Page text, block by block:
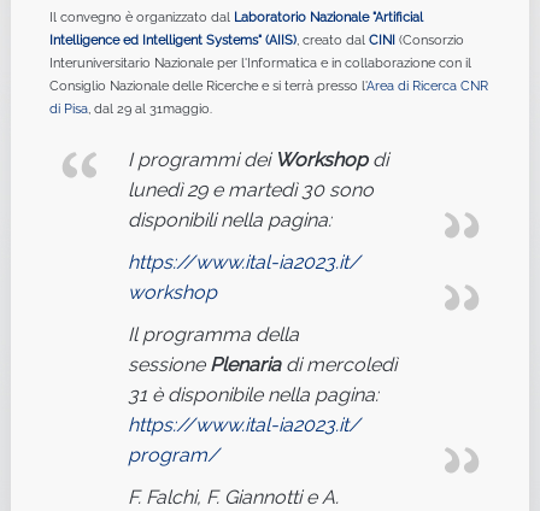
Il convegno è organizzato dal Laboratorio Nazionale "Artificial
Intelligence ed Intelligent Systems" (AIIS), creato dal CINI(Consorzio
Interuniversitario Nazionale per l'Informatica e in collaborazione con il
Consiglio Nazionale delle Ricerche e si terrà presso l'Area di Ricerca CNR
di Pisa, dal 29 al 31maggio.
I programmi dei Workshop di
lunedì 29 e martedì 30 sono
disponibili nella pagina:
https://www.ital-ia2023.it/
workshop
Il programma della
sessione Plenaria di mercoledì
31 è disponibile nella pagina:
https://www.ital-ia2023.it/
program/
F. Falchi, F. Giannotti e A.